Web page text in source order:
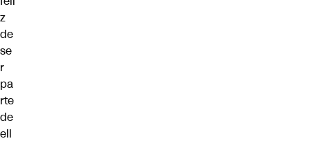
z
de
se
r
pa
rte
de
ell